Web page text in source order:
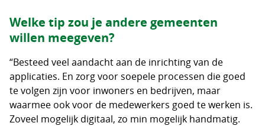
Welke tip zou je andere gemeenten
willen meegeven?
“Besteed veel aandacht aan de inrichting van de
applicaties. En zorg voor soepele processen die goed
te volgen zijn voor inwoners en bedrijven, maar
waarmee ook voor de medewerkers goed te werken is.
Zoveel mogelijk digitaal, zo min mogelijk handmatig.